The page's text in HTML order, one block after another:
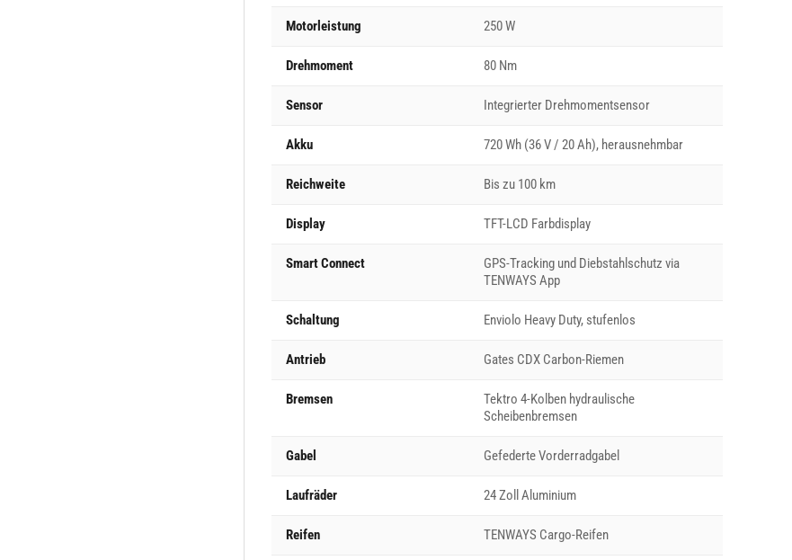
Motorleistung 250 W
Drehmoment 80 Nm
Sensor Integrierter Drehmomentsensor
Akku 720 Wh (36 V / 20 Ah), herausnehmbar
Reichweite Bis zu 100 km
Display TFT-LCD Farbdisplay
Smart Connect
GPS-Tracking und Diebstahlschutz via
TENWAYS App
Schaltung Enviolo Heavy Duty, stufenlos
Antrieb Gates CDX Carbon-Riemen
Bremsen
Tektro 4-Kolben hydraulische
Scheibenbremsen
Gabel Gefederte Vorderradgabel
Laufräder 24 Zoll Aluminium
Reifen TENWAYS Cargo-Reifen